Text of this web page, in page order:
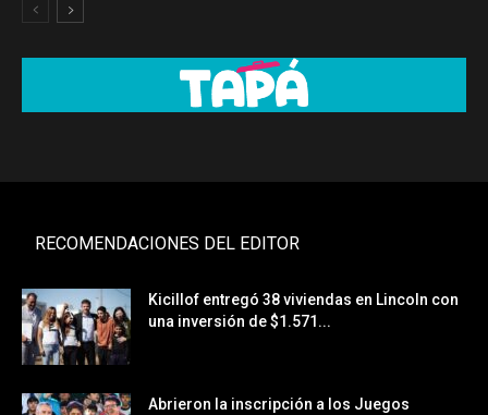
RECOMENDACIONES DEL EDITOR
Kicillof entregó 38 viviendas en Lincoln con
una inversión de $1.571...
Abrieron la inscripción a los Juegos